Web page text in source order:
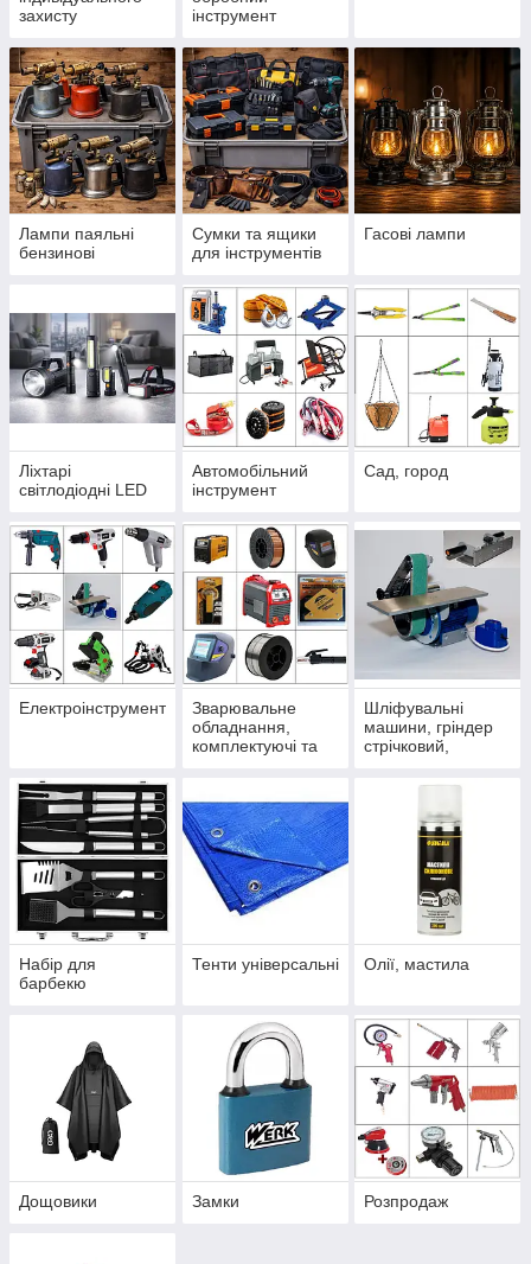
захисту
інструмент
Лампи паяльні
бензинові
Сумки та ящики
для інструментів
Гасові лампи
Ліхтарі
світлодіодні LED
Автомобільний
інструмент
Сад, город
Електроінструмент
Зварювальне
обладнання,
комплектуючі та
Шліфувальні
машини, гріндер
стрічковий,
верстат
Набір для
барбекю
Тенти універсальні Олії, мастила
Дощовики Замки Розпродаж